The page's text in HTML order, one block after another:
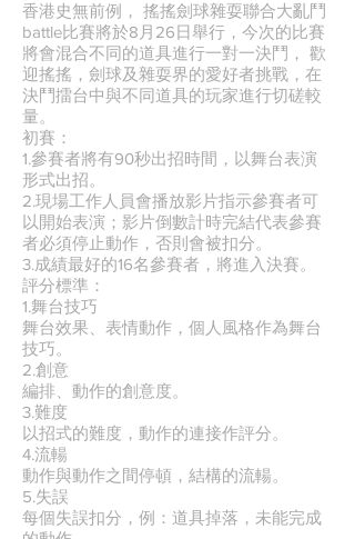
香港史無前例， 搖搖劍球雜耍聯合大亂鬥
battle比賽將於8月26日舉行，今次的比賽
將會混合不同的道具進行一對一決鬥， 歡
迎搖搖，劍球及雜耍界的愛好者挑戰，在
決鬥擂台中與不同道具的玩家進行切磋較
量。
初賽：
1.參賽者將有90秒出招時間，以舞台表演
形式出招。
2.現場工作人員會播放影片指示參賽者可
以開始表演；影片倒數計時完結代表參賽
者必須停止動作，否則會被扣分。
3.成績最好的16名參賽者，將進入決賽。
評分標準：
1.舞台技巧
舞台效果、表情動作，個人風格作為舞台
技巧。
2.創意
編排、動作的創意度。
3.難度
以招式的難度，動作的連接作評分。
4.流輰
動作與動作之間停頓，結構的流輰。
5.失誤
每個失誤扣分，例：道具掉落，未能完成